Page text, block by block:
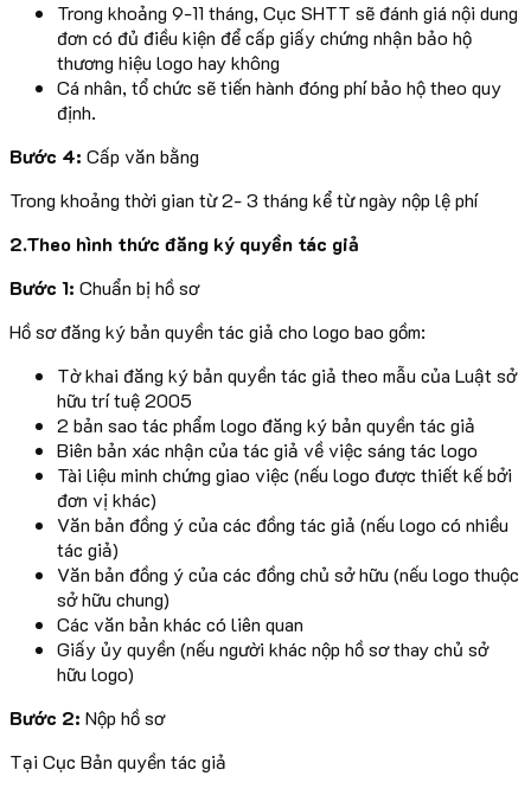
Trong khoảng 9-11 tháng, Cục SHTT sẽ đánh giá nội dung
đơn có đủ điều kiện để cấp giấy chứng nhận bảo hộ
thương hiệu logo hay không
Cá nhân, tổ chức sẽ tiến hành đóng phí bảo hộ theo quy
định.
Bước 4: Cấp văn bằng
Trong khoảng thời gian từ 2- 3 tháng kể từ ngày nộp lệ phí
2.Theo hình thức đăng ký quyền tác giả
Bước 1: Chuẩn bị hồ sơ
Hồ sơ đăng ký bản quyền tác giả cho logo bao gồm:
Tờ khai đăng ký bản quyền tác giả theo mẫu của Luật sở
hữu trí tuệ 2005
2 bản sao tác phẩm logo đăng ký bản quyền tác giả
Biên bản xác nhận của tác giả về việc sáng tác logo
Tài liệu minh chứng giao việc (nếu logo được thiết kế bởi
đơn vị khác)
Văn bản đồng ý của các đồng tác giả (nếu logo có nhiều
tác giả)
Văn bản đồng ý của các đồng chủ sở hữu (nếu logo thuộc
sở hữu chung)
Các văn bản khác có liên quan
Giấy ủy quyền (nếu người khác nộp hồ sơ thay chủ sở
hữu logo)
Bước 2: Nộp hồ sơ
Tại Cục Bản quyền tác giả